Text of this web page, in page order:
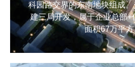
科园路交界的东南地块组成
建三局开发，属于企业总部+
面积67万平